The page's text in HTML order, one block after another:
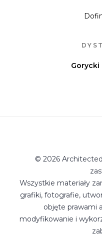
Gorycki
© 2026
Wszystkie materiały
grafiki, fotografie,
objęte prawami
modyfikowanie i